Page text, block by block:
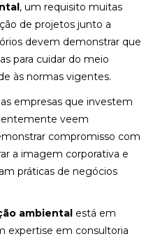
, um requisito muitas
de projetos junto a
devem demonstrar que
para cuidar do meio
às normas vigentes.
empresas que investem
veem
compromisso com
a imagem corporativa e
práticas de negócios
ambientalestá em
expertise em consultoria